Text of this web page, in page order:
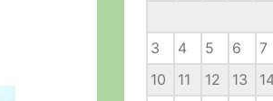
3
4 5 6 7
10
11 12 13